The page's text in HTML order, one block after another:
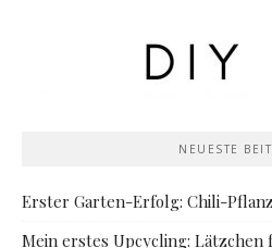
NEUESTE
Erster Garten-Erfolg: Chili-
Mein erstes Upcycling: Lätzchen